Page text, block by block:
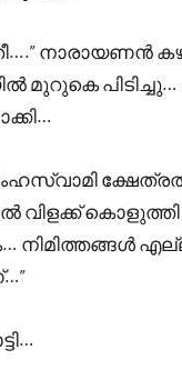
നാരായണൻ
മുറുകെ പിടിച്ചു…
വിളക്ക് കൊളുത്തി
നിമിത്തങ്ങൾ